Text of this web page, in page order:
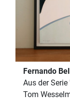
Fernando
Aus der
Tom